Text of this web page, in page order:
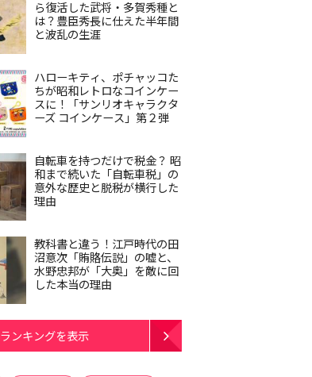
ら復活した武将・多賀秀種と
は？豊臣秀長に仕えた半年間
と波乱の生涯
ハローキティ、ポチャッコた
ちが昭和レトロなコインケー
スに！「サンリオキャラクタ
ーズ コインケース」第２弾
自転車を持つだけで税金？ 昭
和まで続いた「自転車税」の
意外な歴史と脱税が横行した
理由
教科書と違う！江戸時代の田
沼意次「賄賂伝説」の嘘と、
水野忠邦が「大奥」を敵に回
した本当の理由
ランキングを表示